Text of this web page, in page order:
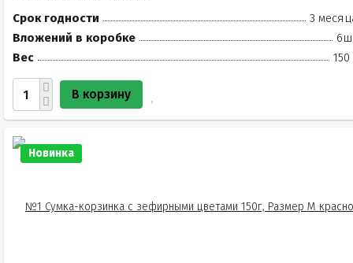
Срок годности
3
Вложений в коробке
Вес
150
В корзину
Новинка